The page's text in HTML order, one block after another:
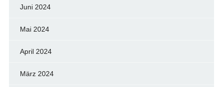
Juni 2024
Mai 2024
April 2024
März 2024